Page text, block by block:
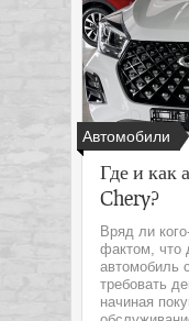
Автомобили
Где и как
Chery?
Вряд ли
фактом, что
автомобиль
требовать
начиная